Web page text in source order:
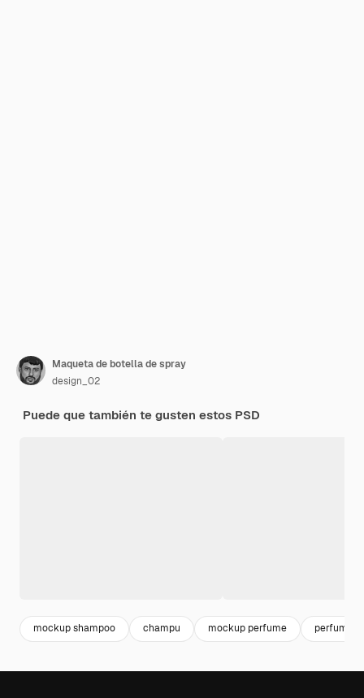
Maqueta de botella de spray
design_02
Puede que también te gusten estos PSD
mockup shampoo champu mockup perfume perfume